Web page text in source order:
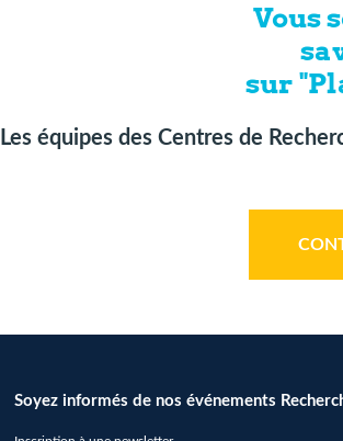
Vous
sur
Les équipes des Centres de
Soyez informés de nos événements